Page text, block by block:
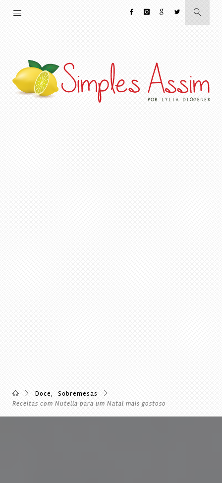
Doce,
Sobremesas
Receitas com Nutella para um Natal mais gostoso